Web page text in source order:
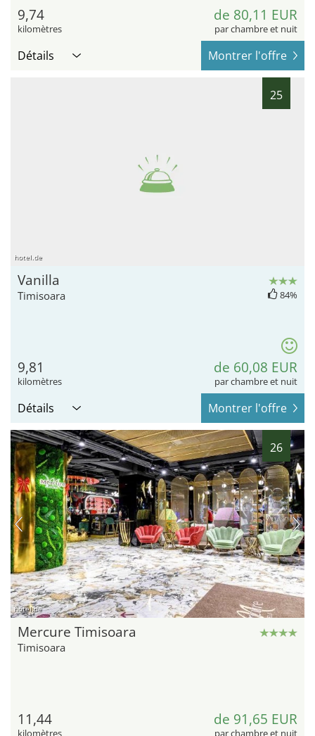
9,74
kilomètres
de 80,11 EUR
par chambre et nuit
Détails Montrer l'offre
25
hotel.de
Vanilla
Timisoara 84%
9,81
kilomètres
de 60,08 EUR
par chambre et nuit
Détails Montrer l'offre
26
hotel.de
Mercure Timisoara
Timisoara
11,44 de 91,65 EUR